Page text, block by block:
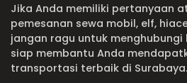
Jika Anda memiliki pertanyaan
pemesanan sewa mobil, elf,
jangan ragu untuk menghubungi
siap membantu Anda
transportasi terbaik di Surabaya.